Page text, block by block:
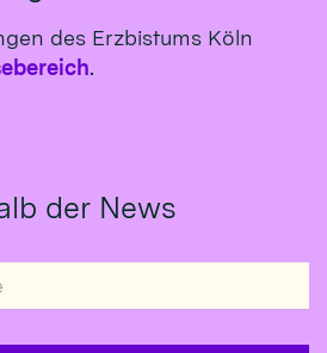
des Erzbistums Köln
.
der News